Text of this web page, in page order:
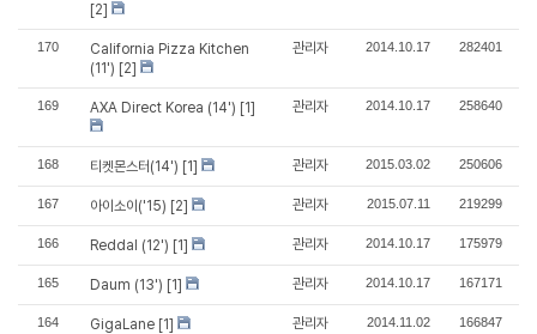
[2]
170
California Pizza Kitchen
(11') [2]
관리자 2014.10.17 282401
169 AXA Direct Korea (14') [1] 관리자 2014.10.17 258640
168 티켓몬스터(14') [1] 관리자 2015.03.02 250606
167 아이소이('15) [2] 관리자 2015.07.11 219299
166 Reddal (12') [1] 관리자 2014.10.17 175979
165 Daum (13') [1] 관리자 2014.10.17 167171
164 GigaLane [1] 관리자 2014.11.02 166847